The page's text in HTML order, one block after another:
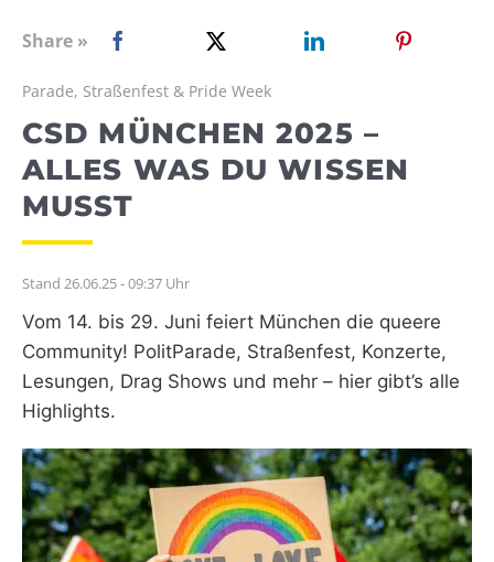
WEBRADIO
Share »
Parade, Straßenfest & Pride Week
CSD MÜNCHEN 2025 –
ALLES WAS DU WISSEN
MUSST
Stand 26.06.25 - 09:37 Uhr
Vom 14. bis 29. Juni feiert München die queere
Community! PolitParade, Straßenfest, Konzerte,
Lesungen, Drag Shows und mehr – hier gibt’s alle
Highlights.